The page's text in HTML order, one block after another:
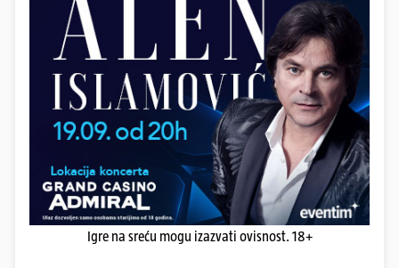
Igre na sreću mogu izazvati ovisnost. 18+